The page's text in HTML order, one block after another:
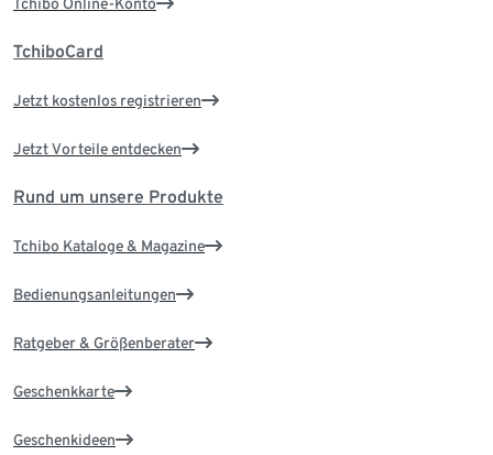
TchiboCard
Jetzt kostenlos registrieren
Jetzt Vorteile entdecken
Rund um unsere Produkte
Tchibo Kataloge & Magazine
Bedienungsanleitungen
Ratgeber & Größenberater
Geschenkkarte
Geschenkideen